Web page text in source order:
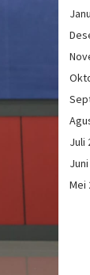
Juli
Mei